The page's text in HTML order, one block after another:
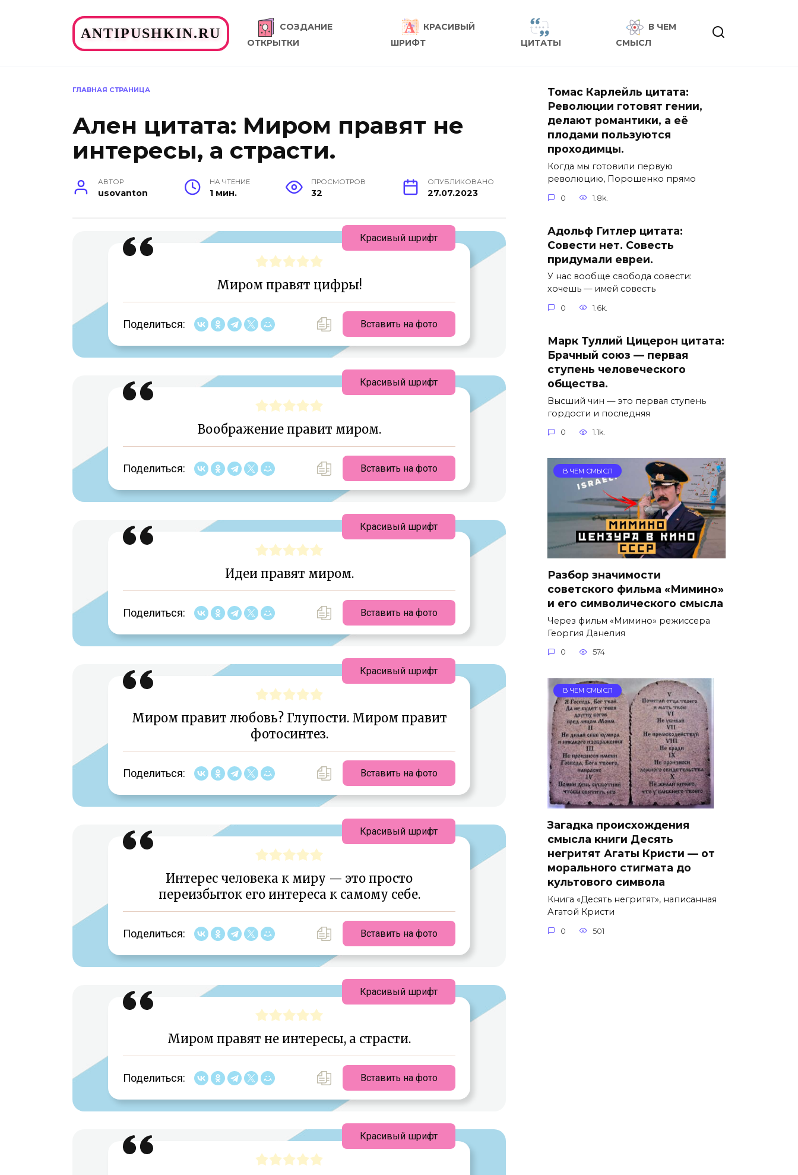
ANTIPUSHKIN.RU
СОЗДАНИЕ
ОТКРЫТКИ
КРАСИВЫЙ
ШРИФТ
ЦИТАТЫ
В ЧЕМ
СМЫСЛ
ГЛАВНАЯ СТРАНИЦА
Ален цитата: Миром правят не
интересы, а страсти.
АВТОР
usovanton
НА ЧТЕНИЕ
1 мин.
ПРОСМОТРОВ
32
ОПУБЛИКОВАНО
27.07.2023
Миром правят цифры!
Поделиться: Вставить на фото
Красивый шрифт
Воображение правит миром.
Поделиться: Вставить на фото
Красивый шрифт
Идеи правят миром.
Поделиться: Вставить на фото
Красивый шрифт
Миром правит любовь? Глупости. Миром правит
фотосинтез.
Поделиться: Вставить на фото
Красивый шрифт
Интерес человека к миру — это просто
переизбыток его интереса к самому себе.
Поделиться: Вставить на фото
Красивый шрифт
Миром правят не интересы, а страсти.
Поделиться: Вставить на фото
Красивый шрифт
Красивый шрифт
Томас Карлейль цитата:
Революции готовят гении,
делают романтики, а её
плодами пользуются
проходимцы.
Когда мы готовили первую
революцию, Порошенко прямо
0 1.8k.
Адольф Гитлер цитата:
Совести нет. Совесть
придумали евреи.
У нас вообще свобода совести:
хочешь — имей совесть
0 1.6k.
Марк Туллий Цицерон цитата:
Брачный союз — первая
ступень человеческого
общества.
Высший чин — это первая ступень
гордости и последняя
0 1.1k.
В ЧЕМ СМЫСЛ
Разбор значимости
советского фильма «Мимино»
и его символического смысла
Через фильм «Мимино» режиссера
Георгия Данелия
0 574
В ЧЕМ СМЫСЛ
Загадка происхождения
смысла книги Десять
негритят Агаты Кристи — от
морального стигмата до
культового символа
Книга «Десять негритят», написанная
Агатой Кристи
0 501